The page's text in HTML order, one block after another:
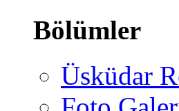
Bölümler
Üsküdar